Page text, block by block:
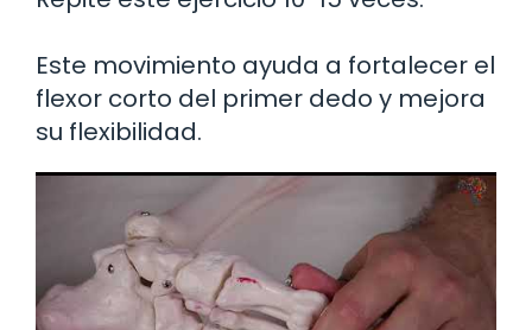
Este movimiento ayuda a fortalecer el
flexor corto del primer dedo y mejora
su flexibilidad.